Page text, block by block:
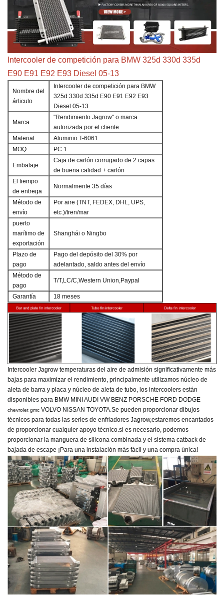
Intercooler de competición para BMW 325d 330d 335d
E90 E91 E92 E93 Diesel 05-13
Nombre del
árticulo
Intercooler de competición para BMW
325d 330d 335d E90 E91 E92 E93
Diesel 05-13
Marca
"Rendimiento Jagrow" o marca
autorizada por el cliente
Material
Aluminio T-6061
MOQ
PC 1
Embalaje
Caja de cartón corrugado de 2 capas
de buena calidad + cartón
El tiempo
de entrega
Normalmente 35 días
Método de
envío
Por aire (TNT, FEDEX, DHL, UPS,
etc.)/tren/mar
puerto
marítimo de
exportación
Shanghái o Ningbo
Plazo de
pago
Pago del depósito del 30% por
adelantado, saldo antes del envío
Método de
pago
T/T,LC/C,Western Union,Paypal
Garantía 18 meses
Intercooler Jagrow temperaturas del aire de admisión significativamente más
bajas para maximizar el rendimiento, principalmente utilizamos núcleo de
aleta de barra y placa y núcleo de aleta de tubo, los intercoolers están
disponibles para BMW MINI AUDI VW BENZ PORSCHE FORD DODGE
chevrolet gmc VOLVO NISSAN TOYOTA.Se pueden proporcionar dibujos
técnicos para todas las series de enfriadores Jagrow,estaremos encantados
de proporcionar cualquier apoyo técnico.si es necesario, podemos
proporcionar la manguera de silicona combinada y el sistema catback de
bajada de escape ¡Para una instalación más fácil y una compra única!